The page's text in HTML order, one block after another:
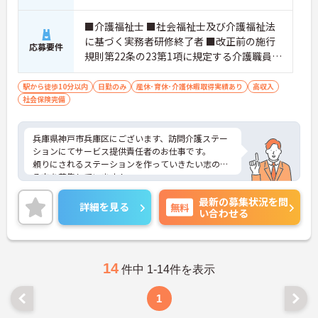
応募要件
■介護福祉士 ■社会福祉士及び介護福祉法
に基づく実務者研修終了者 ■改正前の施行
規則第22条の23第1項に規定する介護職員基
礎研修又は1級課程の研修を修了した者 ■訪
問介護従事経験のある方（3年程度が望まし
駅から徒歩10分以内 日勤のみ 産休･育休･介護休暇取得実績あり
高収入
社会保険完備
兵庫県神戸市兵庫区にございます、訪問介護ステー
ションにてサービス提供責任者のお仕事です。
頼りにされるステーションを作っていきたい志のあ
る方を募集しています！
病児保育制度もございますので、安心して子育てと
両立しながら就業することが可能です。
ご興味ある方には、面接対策ポイントなど、さらに
詳細をお話しいたしますのでお気軽にご相談くださ
い。
詳細を見る 無料
最新の募集状況を問
い合わせる
14 件中 1-14件を表示
1